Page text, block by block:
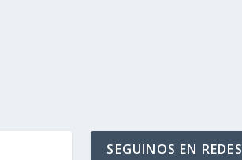
SEGUINOS EN REDES